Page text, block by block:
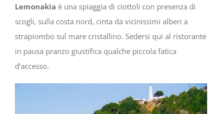
Lemonakia è una spiaggia di ciottoli con presenza di
scogli, sulla costa nord, cinta da vicinissimi alberi a
strapiombo sul mare cristallino. Sedersi qui al ristorante
in pausa pranzo giustifica qualche piccola fatica
d’accesso.